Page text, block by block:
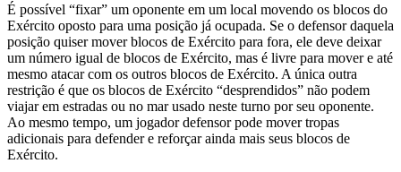
É possível “fixar” um oponente em um local movendo os blocos do
Exército oposto para uma posição já ocupada. Se o defensor daquela
posição quiser mover blocos de Exército para fora, ele deve deixar
um número igual de blocos de Exército, mas é livre para mover e até
mesmo atacar com os outros blocos de Exército. A única outra
restrição é que os blocos de Exército “desprendidos” não podem
viajar em estradas ou no mar usado neste turno por seu oponente.
Ao mesmo tempo, um jogador defensor pode mover tropas
adicionais para defender e reforçar ainda mais seus blocos de
Exército.